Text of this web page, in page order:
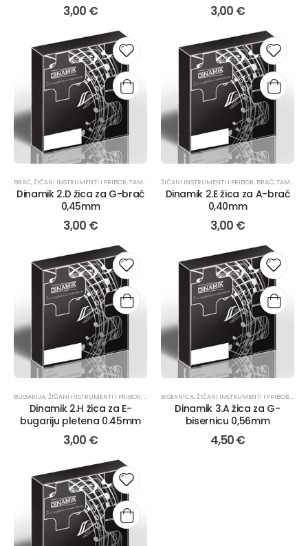
3,00 € 3,00 €
BRAČ,ŽIČANI INSTRUMENTI I PRIBOR,TAMBURAŠKI INSTRUMENTI ,ŽICE
Dinamik 2.D žica za G-brač
0,45mm
3,00 €
ŽIČANI INSTRUMENTI I PRIBOR, BRAČ,TAMBURAŠKI INSTRUMENTI
Dinamik 2.E žica za A-brač
0,40mm
3,00 €
BUGARIJA,ŽIČANI INSTRUMENTI I PRIBOR,TAMBURAŠKI INSTRUMENTI,ŽICE
Dinamik 2.H žica za E-
bugariju pletena 0.45mm
3,00 €
BISERNICA,ŽIČANI INSTRUMENTI I PRIBOR,
Dinamik 3.A žica za G-
bisernicu 0,56mm
4,50€